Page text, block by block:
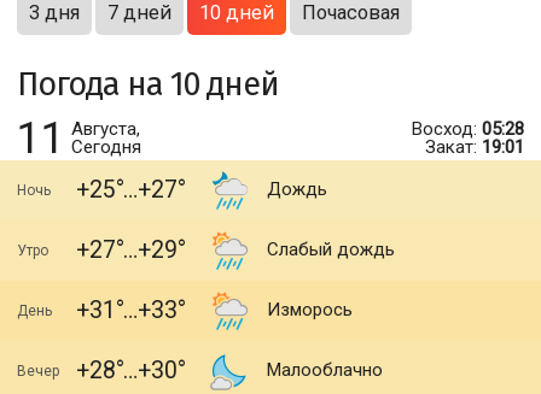
3 дня 7 дней 10 дней Почасовая
Погода на 10 дней
11
Августа,
Сегодня
Восход: 05:28
Закат: 19:01
Ночь +25 +27 Дождь
Утро +27 +29 Слабый дождь
День +31 +33 Изморось
Вечер +28 +30 Малооблачно